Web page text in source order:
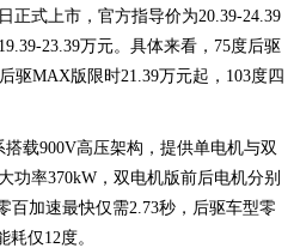
正式上市，官方指导价为20.39-24.39
23.39万元。具体来看，75度后驱
驱MAX版限时21.39万元起，103度四
载900V高压架构，提供单电机与双
功率370kW，双电机版前后电机分别
百加速最快仅需2.73秒，后驱车型零
仅12度。